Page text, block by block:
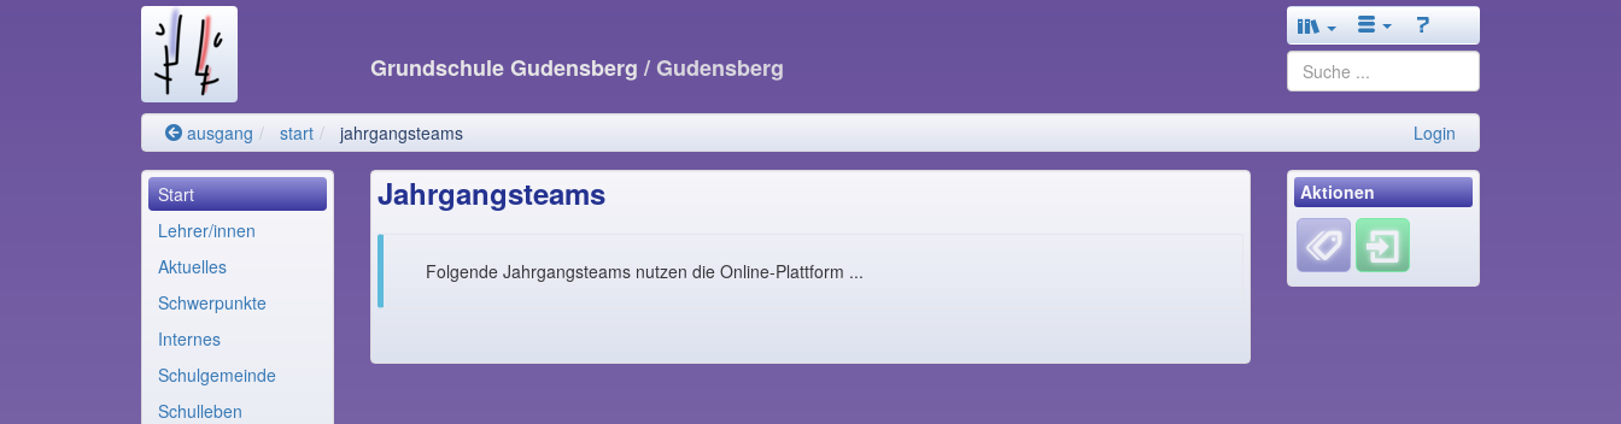
Grundschule Gudensberg / Gudensberg
ausgang start jahrgangsteams Login
Start
Lehrer/innen
Aktuelles
Schwerpunkte
Internes
Schulgemeinde
Schulleben
Jahrgangsteams
Folgende Jahrgangsteams nutzen die Online-Plattform ...
Aktionen